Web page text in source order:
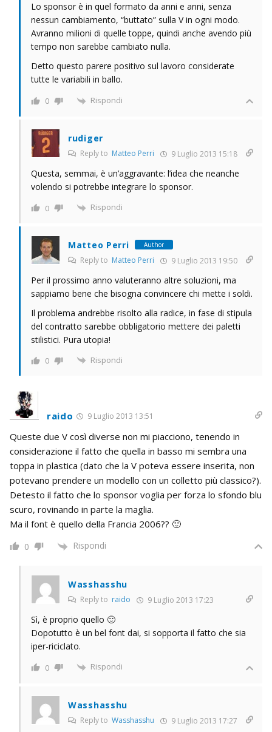
Lo sponsor è in quel formato da anni e anni, senza
nessun cambiamento, “buttato” sulla V in ogni modo.
Avranno milioni di quelle toppe, quindi anche avendo più
tempo non sarebbe cambiato nulla.
Detto questo parere positivo sul lavoro considerate
tutte le variabili in ballo.
0 Rispondi
rudiger
Reply to Matteo Perri 9 Luglio 2013 15:18
Questa, semmai, è un’aggravante: l’idea che neanche
volendo si potrebbe integrare lo sponsor.
0 Rispondi
Matteo Perri Author
Reply to Matteo Perri 9 Luglio 2013 19:50
Per il prossimo anno valuteranno altre soluzioni, ma
sappiamo bene che bisogna convincere chi mette i soldi.
Il problema andrebbe risolto alla radice, in fase di stipula
del contratto sarebbe obbligatorio mettere dei paletti
stilistici. Pura utopia!
0 Rispondi
raido 9 Luglio 2013 13:51
Queste due V così diverse non mi piacciono, tenendo in
considerazione il fatto che quella in basso mi sembra una
toppa in plastica (dato che la V poteva essere inserita, non
potevano prendere un modello con un colletto più classico?).
Detesto il fatto che lo sponsor voglia per forza lo sfondo blu
scuro, rovinando in parte la maglia.
Ma il font è quello della Francia 2006?? 🙂
0 Rispondi
Wasshasshu
Reply to raido 9 Luglio 2013 17:23
Sì, è proprio quello 🙂
Dopotutto è un bel font dai, si sopporta il fatto che sia
iper-riciclato.
0 Rispondi
Wasshasshu
Reply to Wasshasshu 9 Luglio 2013 17:27